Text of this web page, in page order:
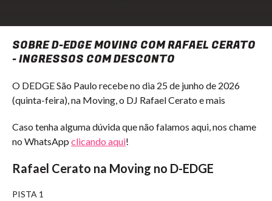
SOBRE D-EDGE MOVING COM RAFAEL CERATO
- INGRESSOS COM DESCONTO
O DEDGE São Paulo recebe no dia 25 de junho de 2026
(quinta-feira), na Moving, o DJ Rafael Cerato e mais
Caso tenha alguma dúvida que não falamos aqui, nos chame
no WhatsApp clicando aqui!
Rafael Cerato na Moving no D-EDGE
PISTA 1